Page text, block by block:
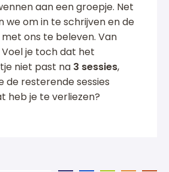
aan een groepje. Net
we om in te schrijven en de
met ons te beleven. Van
je toch dat het
niet past na 3 sessies,
de resterende sessies
heb je te verliezen?